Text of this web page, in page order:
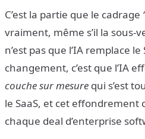
C’est la partie que le cadrage
vraiment, même s’il la sous-
n’est pas que l’IA remplace le
changement, c’est que l’IA
couche sur mesure qui s’est
le SaaS, et cet effondrement
chaque deal d’enterprise